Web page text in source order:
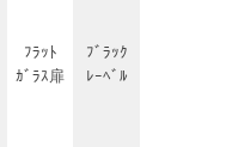
ﾌﾗｯﾄ
ｶﾞﾗｽ扉
ﾌﾞﾗｯｸ
ﾚｰﾍﾞﾙ